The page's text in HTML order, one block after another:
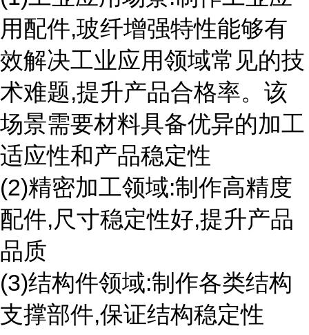
用配件,玻纤增强特性能够有
效解决工业应用领域常见的技
术难题,提升产品合格率。该
场景需要材料具备优异的加工
适应性和产品稳定性
(2)精密加工领域:制作高精度
配件,尺寸稳定性好,提升产品
品质
(3)结构件领域:制作各类结构
支撑部件,保证结构稳定性